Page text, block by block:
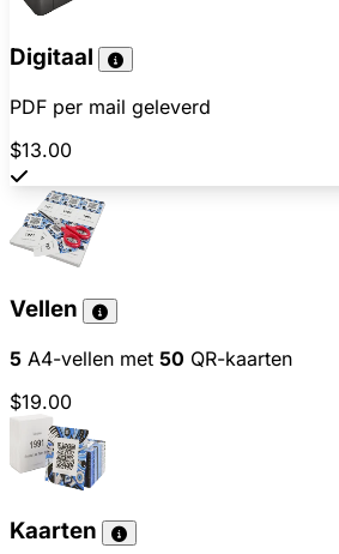
Digitaal
PDF per mail geleverd
$13.00
Vellen
5 A4-vellen met 50 QR-kaarten
$19.00
Kaarten